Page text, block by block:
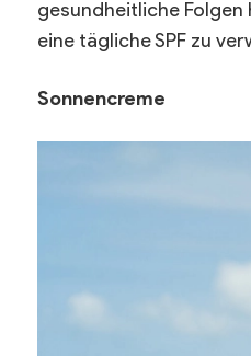
gesundheitliche Folgen
eine tägliche SPF zu
Sonnencreme